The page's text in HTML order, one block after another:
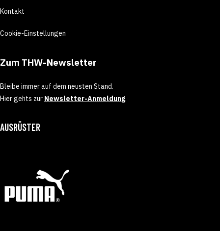
Kontakt
Cookie-Einstellungen
Zum THW-Newsletter
Bleibe immer auf dem neusten Stand.
Hier gehts zur Newsletter-Anmeldung.
AUSRÜSTER